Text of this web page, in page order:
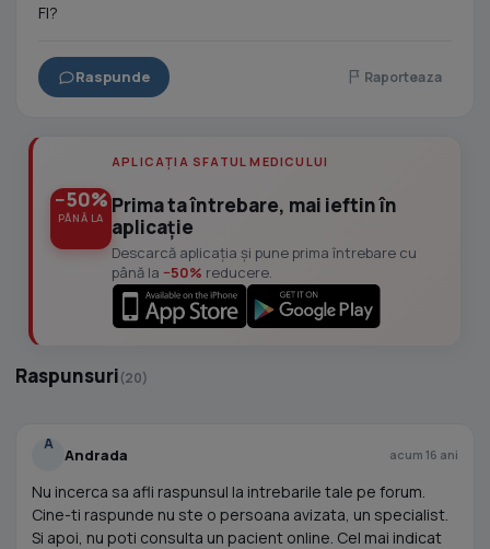
FI?
Raspunde Raporteaza
−50%
PÂNĂ LA
APLICAȚIA SFATUL MEDICULUI
Prima ta întrebare, mai ieftin în
aplicație
Descarcă aplicația și pune prima întrebare cu
până la −50% reducere.
Raspunsuri(20)
A
Andrada acum 16 ani
Nu incerca sa afli raspunsul la intrebarile tale pe forum.
Cine-ti raspunde nu ste o persoana avizata, un specialist.
Si apoi, nu poti consulta un pacient online. Cel mai indicat